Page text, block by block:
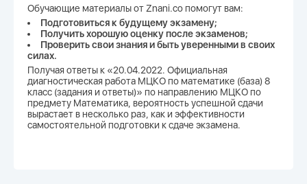
Обучающие материалы от Znani.co помогут вам:
Подготовиться к будущему экзамену;
Получить хорошую оценку после экзаменов;
Проверить свои знания и быть уверенными в своих
силах.
Получая ответы к «20.04.2022. Официальная
диагностическая работа МЦКО по математике (база) 8
класс (задания и ответы)» по направлению МЦКО по
предмету Математика, вероятность успешной сдачи
вырастает в несколько раз, как и эффективности
самостоятельной подготовки к сдаче экзамена.